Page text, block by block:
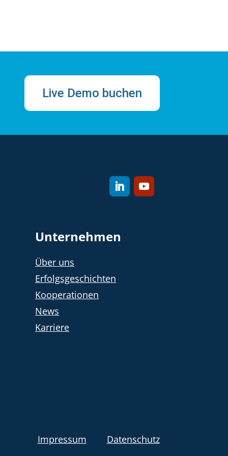
Live Demo buchen
Unternehmen
Über uns
Erfolgsgeschichten
Kooperationen
News
Karriere
Impressum Datenschutz